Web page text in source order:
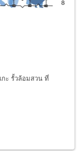
ะ รั้วล้อมสวน ที่